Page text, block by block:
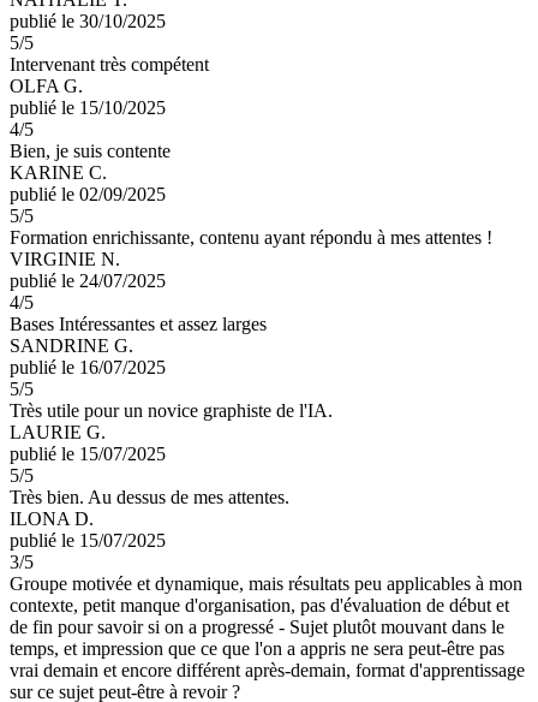
publié le 30/10/2025
5/5
Intervenant très compétent
OLFA G.
publié le 15/10/2025
4/5
Bien, je suis contente
KARINE C.
publié le 02/09/2025
5/5
Formation enrichissante, contenu ayant répondu à mes attentes !
VIRGINIE N.
publié le 24/07/2025
4/5
Bases Intéressantes et assez larges
SANDRINE G.
publié le 16/07/2025
5/5
Très utile pour un novice graphiste de l'IA.
LAURIE G.
publié le 15/07/2025
5/5
Très bien. Au dessus de mes attentes.
ILONA D.
publié le 15/07/2025
3/5
Groupe motivée et dynamique, mais résultats peu applicables à mon
contexte, petit manque d'organisation, pas d'évaluation de début et
de fin pour savoir si on a progressé - Sujet plutôt mouvant dans le
temps, et impression que ce que l'on a appris ne sera peut-être pas
vrai demain et encore différent après-demain, format d'apprentissage
sur ce sujet peut-être à revoir ?